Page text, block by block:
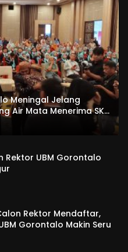
Meningal Jelang
Air Mata Menerima SKL
Rektor UBM Gorontalo
Rektor Mendaftar,
Gorontalo Makin Seru